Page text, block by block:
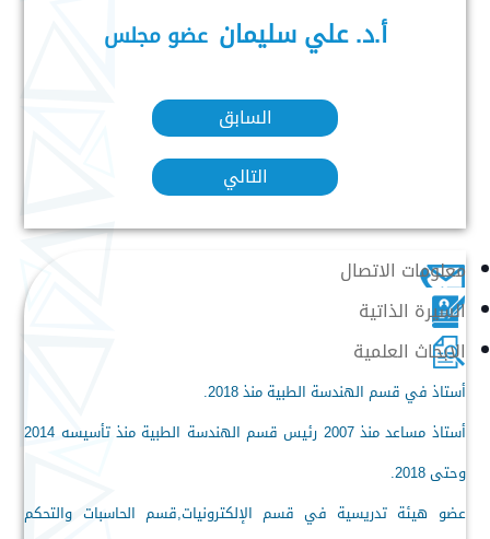
أ.د. علي سليمان عضو مجلس
السابق
التالي
معلومات الاتصال
السيرة الذاتية
الابحاث العلمية
أستاذ في قسم الهندسة الطبية منذ 2018.
أستاذ مساعد منذ 2007 رئيس قسم الهندسة الطبية منذ تأسيسه 2014
وحتى 2018.
عضو هيئة تدريسية في قسم الإلكترونيات,قسم الحاسبات والتحكم